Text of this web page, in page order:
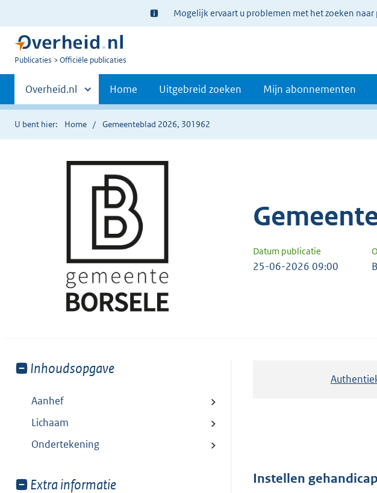
Ter
informatie:
Mogelijk ervaart u problemen met het zoeken
U
Publicaties Officiële publicaties
Primaire
navigatie
Andere
sites
binnen
Overheid.nl Home Uitgebreid zoeken Mijn abonnementen
U bent hier: Home Gemeenteblad 2026, 301962
Datum publicatie
25-06-2026 09:00
Toon
van:
Inhoudsopgave
Aanhef
Lichaam
Ondertekening
Toon
Extra informatie Instellen